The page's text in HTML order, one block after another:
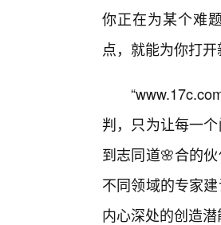
你正在为某个难
点，就能为你打
判，只为让每一
到志同道🌸合的
不同领域的专家
内心深处的创造潜